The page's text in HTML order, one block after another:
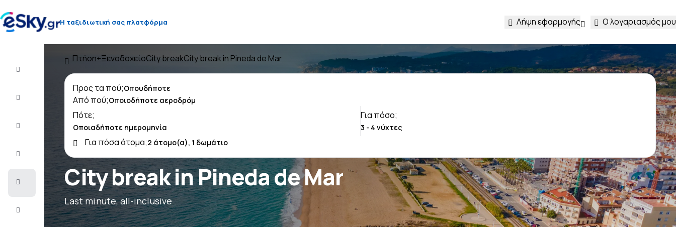
Η ταξιδιωτική σας πλατφόρμα Λήψη εφαρμογής Ο λογαριασμός μου
Διαμονή
Πτήση+ΞενοδοχείοCity breakCity break in Pineda de Mar
City break in Pineda de Mar
Last minute, all-inclusive
Προς τα πού;
Από πού;
Πότε;
Για πόσο;
Για πόσα άτομα;